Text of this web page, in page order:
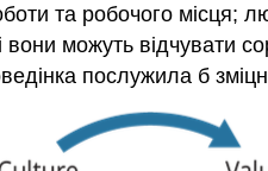
та робочого
можуть відчувати
послужила б